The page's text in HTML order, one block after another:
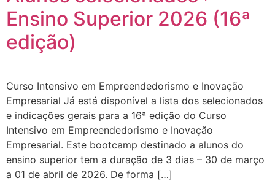
Ensino Superior 2026 (16ª
edição)
Curso Intensivo em Empreendedorismo e Inovação
Empresarial ​Já está disponível a lista dos selecionados
e indicações gerais para a 16ª edição do Curso
Intensivo em Empreendedorismo e Inovação
Empresarial. Este bootcamp destinado a alunos do
ensino superior tem a duração de 3 dias – 30 de março
a 01 de abril de 2026. De forma […]